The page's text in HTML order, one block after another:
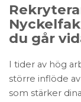
du går
I tider av hög
större inflöde
som stärker